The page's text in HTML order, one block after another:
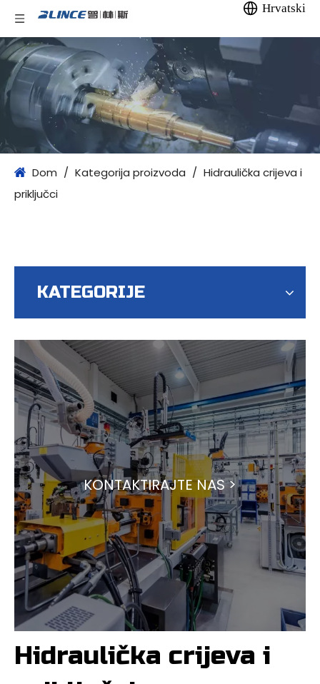
Hrvatski
Dom / Kategorija proizvoda / Hidraulička crijeva i
priključci
KATEGORIJE
KONTAKTIRAJTE NAS >
Hidraulička crijeva i